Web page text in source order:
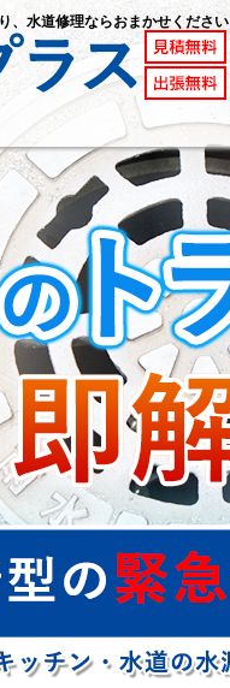
、水道修理ならおまかせください